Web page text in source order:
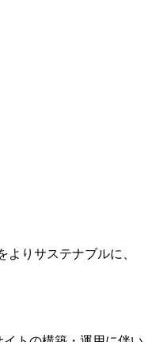
よりサステナブルに、